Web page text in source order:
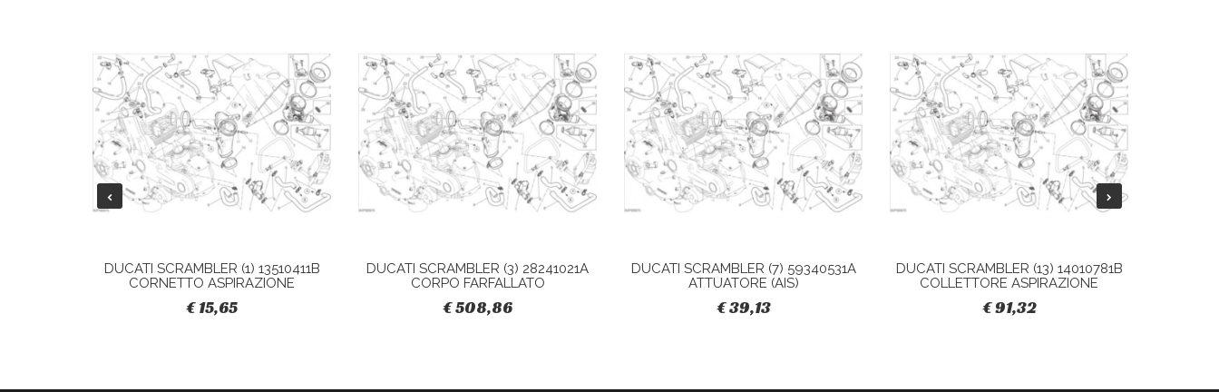
DUCATI SCRAMBLER (1) 13510411B
CORNETTO ASPIRAZIONE
€ 15,65
DUCATI SCRAMBLER (3) 28241021A
CORPO FARFALLATO
€ 508,86
DUCATI SCRAMBLER (7) 59340531A
ATTUATORE (AIS)
€ 39,13
DUCATI SCRAMBLER (13) 14010781B
COLLETTORE ASPIRAZIONE
€ 91,32